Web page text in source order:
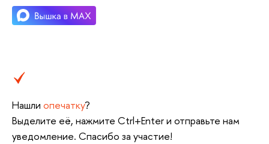
Нашли опечатку?
Выделите её, нажмите Ctrl+Enter и отправьте нам
уведомление. Спасибо за участие!